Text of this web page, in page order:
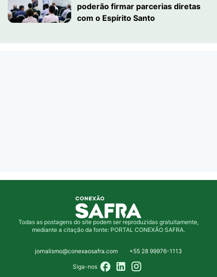
poderão firmar parcerias diretas
com o Espírito Santo
Todas as postagens do site podem ser reproduzidas gratuitamente,
mediante a citação da fonte: PORTAL CONEXÃO SAFRA.
jornalismo@conexaosafra.com +55 28 99976-1113
Siga-nos